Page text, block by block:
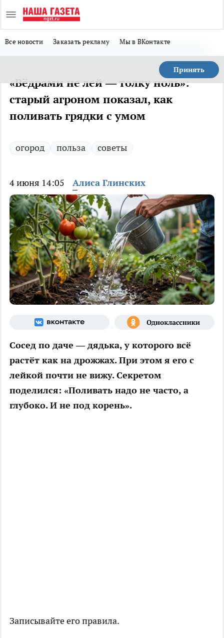
Все новости Заказать рекламу Мы в ВКонтакте
Принять
«Вёдрами не лей — толку ноль»:
старый агроном показал, как
поливать грядки с умом
огород польза советы
4 июня 14:05 Алиса Глинских
Сосед по даче — дядька, у которого всё
растёт как на дрожжах. При этом я его с
лейкой почти не вижу. Секретом
поделился: «Поливать надо не часто, а
глубоко. И не под корень».
Записывайте его правила.